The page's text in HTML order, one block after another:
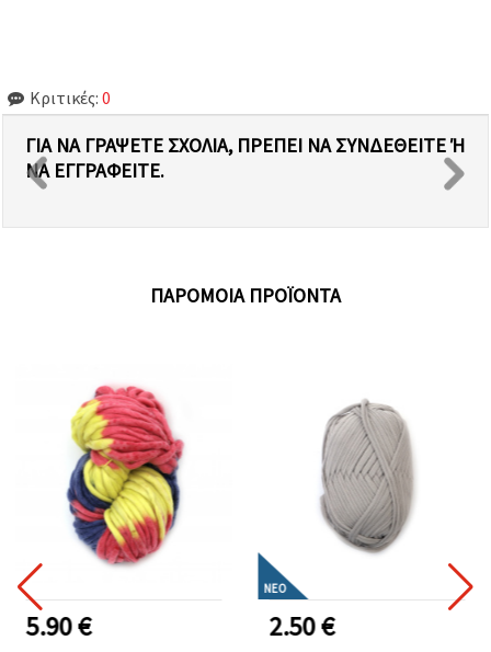
Κριτικές: 0
ΓΙΑ ΝΑ ΓΡΆΨΕΤΕ ΣΧΌΛΙΑ, ΠΡΈΠΕΙ ΝΑ ΣΥΝΔΕΘΕΊΤΕ Ή Ν
Α ΕΓΓΡΑΦΕΊΤΕ.
ΠΑΡΌΜΟΙΑ ΠΡΟΪΌΝΤΑ
5.90 €
ΝΈΟ
2.50 €